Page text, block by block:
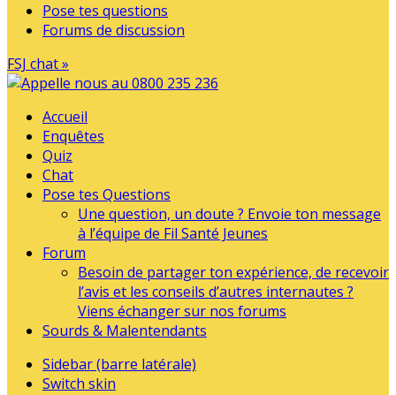
Pose tes questions
Forums de discussion
FSJ chat »
Accueil
Enquêtes
Quiz
Chat
Pose tes Questions
Une question, un doute ? Envoie ton message
à l’équipe de Fil Santé Jeunes
Forum
Besoin de partager ton expérience, de recevoir
l’avis et les conseils d’autres internautes ?
Viens échanger sur nos forums
Sourds & Malentendants
Sidebar (barre latérale)
Switch skin